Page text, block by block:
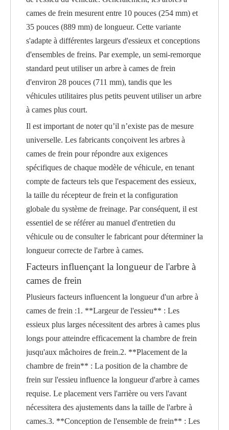
cames de frein mesurent entre 10 pouces (254 mm) et
35 pouces (889 mm) de longueur. Cette variante
s'adapte à différentes largeurs d'essieux et conceptions
d'ensembles de freins. Par exemple, un semi-remorque
standard peut utiliser un arbre à cames de frein
d'environ 28 pouces (711 mm), tandis que les
véhicules utilitaires plus petits peuvent utiliser un arbre
à cames plus court.
Il est important de noter qu’il n’existe pas de mesure
universelle. Les fabricants conçoivent les arbres à
cames de frein pour répondre aux exigences
spécifiques de chaque modèle de véhicule, en tenant
compte de facteurs tels que l'espacement des essieux,
la taille du récepteur de frein et la configuration
globale du système de freinage. Par conséquent, il est
essentiel de se référer au manuel d'entretien du
véhicule ou de consulter le fabricant pour déterminer la
longueur correcte de l'arbre à cames.
Facteurs influençant la longueur de l'arbre à
cames de frein
Plusieurs facteurs influencent la longueur d'un arbre à
cames de frein :1. **Largeur de l'essieu** : Les
essieux plus larges nécessitent des arbres à cames plus
longs pour atteindre efficacement la chambre de frein
jusqu'aux mâchoires de frein.2. **Placement de la
chambre de frein** : La position de la chambre de
frein sur l'essieu influence la longueur d'arbre à cames
requise. Le placement vers l'arrière ou vers l'avant
nécessitera des ajustements dans la taille de l'arbre à
cames.3. **Conception de l'ensemble de frein** : Les